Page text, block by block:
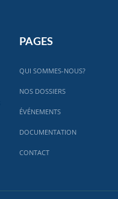
PAGES
QUI SOMMES-NOUS?
NOS DOSSIERS
ÉVÉNEMENTS
DOCUMENTATION
CONTACT